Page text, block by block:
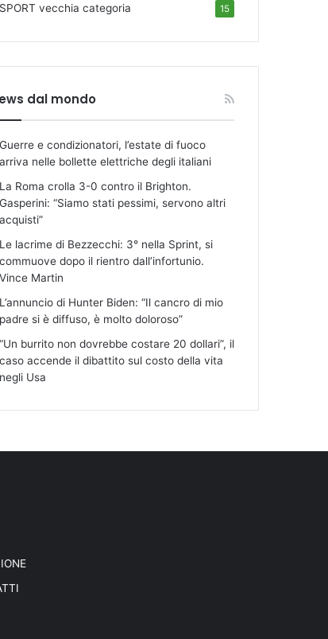
SPORTvecchia categoria 15
dal mondo
Guerre e condizionatori, l’estate di fuoco
arriva nelle bollette elettriche degli italiani
La Roma crolla 3-0 contro il Brighton.
Gasperini: “Siamo stati pessimi, servono altri
acquisti”
Le lacrime di Bezzecchi: 3° nella Sprint, si
commuove dopo il rientro dall’infortunio.
Vince Martin
L’annuncio di Hunter Biden: “Il cancro di mio
padre si è diffuso, è molto doloroso”
“Un burrito non dovrebbe costare 20 dollari”, il
caso accende il dibattito sul costo della vita
negli Usa